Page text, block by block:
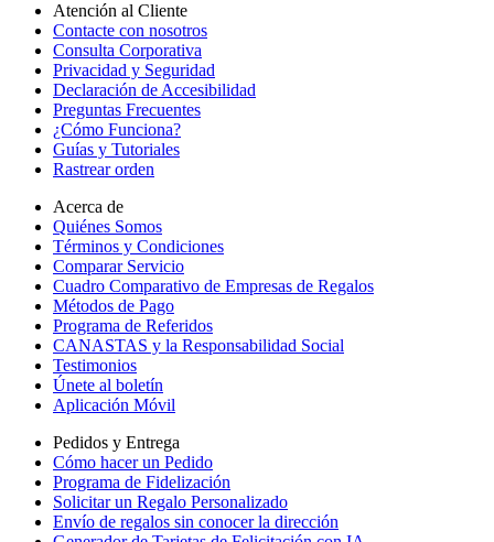
Atención al Cliente
Contacte con nosotros
Consulta Corporativa
Privacidad y Seguridad
Declaración de Accesibilidad
Preguntas Frecuentes
¿Cómo Funciona?
Guías y Tutoriales
Rastrear orden
Acerca de
Quiénes Somos
Términos y Condiciones
Comparar Servicio
Cuadro Comparativo de Empresas de Regalos
Métodos de Pago
Programa de Referidos
CANASTAS y la Responsabilidad Social
Testimonios
Únete al boletín
Aplicación Móvil
Pedidos y Entrega
Cómo hacer un Pedido
Programa de Fidelización
Solicitar un Regalo Personalizado
Envío de regalos sin conocer la dirección